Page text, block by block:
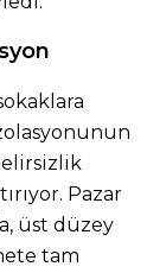
Pazar
üst düzey
tam